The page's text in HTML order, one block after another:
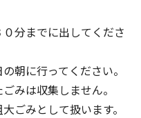
分までに出してくださ
に行ってください。
は収集しません。
みとして扱います。